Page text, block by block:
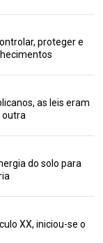
proteger e
as leis eram
outra
do solo para
XX, iniciou-se o